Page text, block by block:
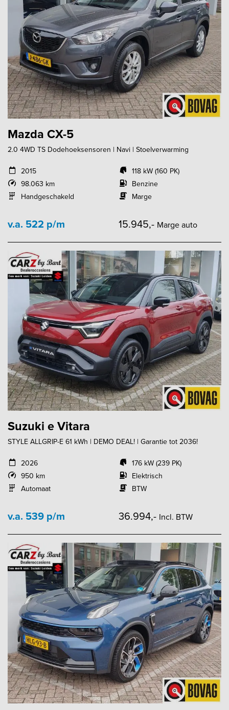
Mazda CX-5
2.0 4WD TS Dodehoeksensoren | Navi | Stoelverwarming
2015
98.063 km
Handgeschakeld
118 kW (160 PK)
Benzine
Marge
v.a. 522 p/m 15.945,- Marge auto
Suzuki e Vitara
STYLE ALLGRIP-E 61 kWh | DEMO DEAL! | Garantie tot 2036!
2026
950 km
Automaat
176 kW (239 PK)
Elektrisch
BTW
v.a. 539 p/m 36.994,- Incl. BTW